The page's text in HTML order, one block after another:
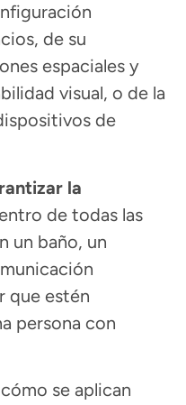
de su
espaciales y
visual, o de la
de
la
de todas las
un baño, un
que estén
persona con
se aplican